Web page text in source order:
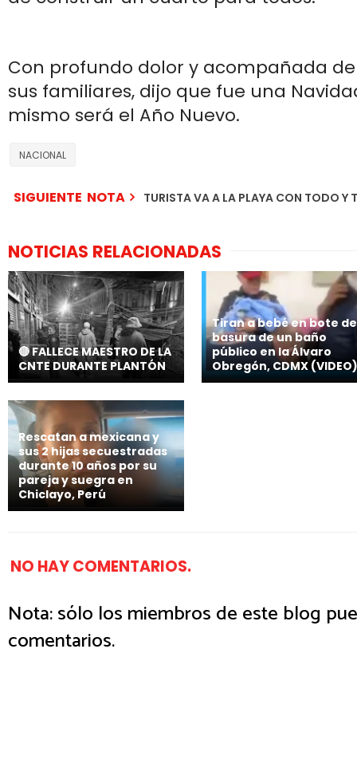
Con profundo dolor y acompañada
sus familiares, dijo que fue una
mismo será el Año Nuevo.
NACIONAL
SIGUIENTE NOTA TURISTA VA A LA PLAYA CON TODO Y
NOTICIAS RELACIONADAS
🔴 FALLECE MAESTRO DE LA
CNTE DURANTE PLANTÓN
Tiran a bebé en bote de
basura de un baño
público en la Álvaro
Obregón, CDMX (VIDEO)
Rescatan a mexicana y
sus 2 hijas secuestradas
durante 10 años por su
pareja y suegra en
Chiclayo, Perú
NO HAY COMENTARIOS.
Nota: sólo los miembros de este blog
comentarios.